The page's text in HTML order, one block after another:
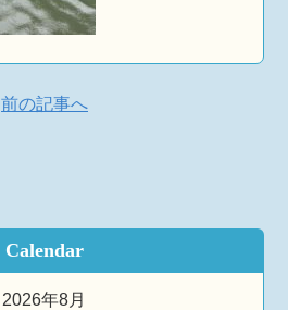
前の記事へ
Calendar
2026年8月